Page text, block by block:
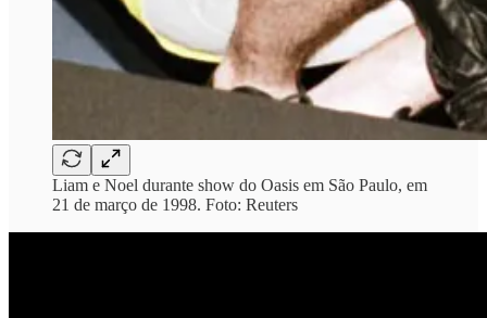
Liam e Noel durante show do Oasis em São Paulo, em
21 de março de 1998. Foto: Reuters